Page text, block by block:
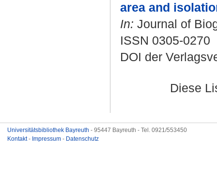
area and
In: Journal of
ISSN 0305-0270
DOI der
Diese
Universitätsbibliothek Bayreuth - 95447 Bayreuth - Tel. 0921/553450
Kontakt- Impressum - Datenschutz